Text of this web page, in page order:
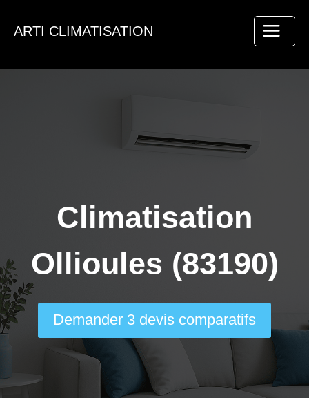
ARTI CLIMATISATION
Climatisation
Ollioules (83190)
Demander 3 devis comparatifs